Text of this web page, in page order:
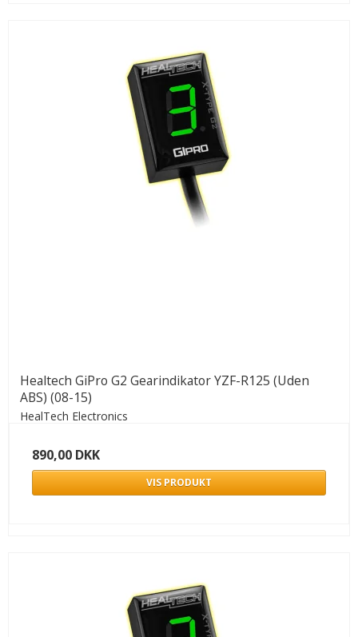
Healtech GiPro G2 Gearindikator YZF-R125 (Uden
ABS) (08-15)
HealTech Electronics
890,00 DKK
VIS PRODUKT